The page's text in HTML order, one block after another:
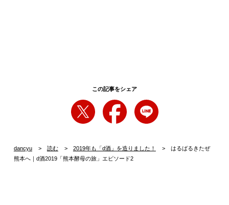
この記事をシェア
dancyu 読む 2019年も「d酒」を造りました！
はるばるきたぜ
熊本へ｜d酒2019「熊本酵母の旅」エピソード2